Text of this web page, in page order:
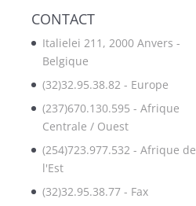
CONTACT
Italielei 211, 2000 Anvers -
Belgique
(32)32.95.38.82 - Europe
(237)670.130.595 - Afrique
Centrale / Ouest
(254)723.977.532 - Afrique de
l'Est
(32)32.95.38.77 - Fax